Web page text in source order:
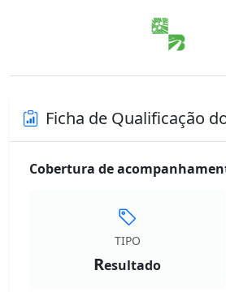
Ficha de Qualificação
Cobertura de
TIPO
Resultado